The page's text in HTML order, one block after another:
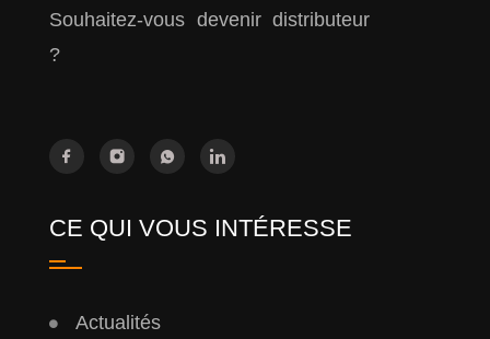
Souhaitez-vous devenir distributeur
?
CE QUI VOUS INTÉRESSE
Actualités